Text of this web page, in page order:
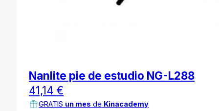
Nanlite pie de estudio NG-L288
41,14 €
GRATIS un mes de Kinacademy